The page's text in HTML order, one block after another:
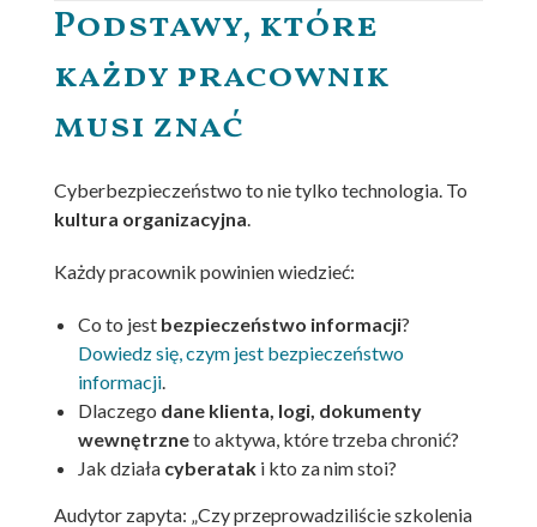
Podstawy, które
każdy pracownik
musi znać
Cyberbezpieczeństwo to nie tylko technologia. To
kultura organizacyjna.
Każdy pracownik powinien wiedzieć:
Co to jest bezpieczeństwo informacji?
Dowiedz się, czym jest bezpieczeństwo
informacji.
Dlaczego dane klienta, logi, dokumenty
wewnętrzneto aktywa, które trzeba chronić?
Jak działa cyberatak i kto za nim stoi?
Audytor zapyta: „Czy przeprowadziliście szkolenia